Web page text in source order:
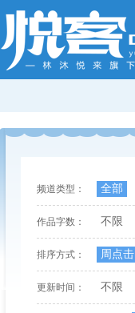
频道类型： 全部
作品字数： 不限
排序方式： 周点击
更新时间： 不限